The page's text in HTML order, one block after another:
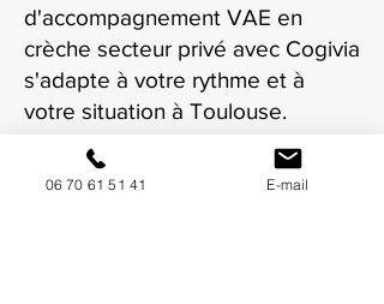
d'accompagnement VAE en
crèche secteur privé avec Cogivia
s'adapte à votre rythme et à
votre situation à Toulouse.
06 70 61 51 41 E-mail